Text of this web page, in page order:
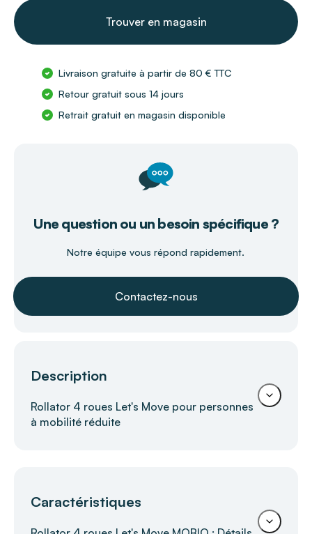
Trouver en magasin
Livraison gratuite à partir de 80 € TTC
Retour gratuit sous 14 jours
Retrait gratuit en magasin disponible
Une question ou un besoin spécifique ?
Notre équipe vous répond rapidement.
Contactez-nous
Description
Rollator 4 roues Let's Move pour personnes
à mobilité réduite
Déambulateur léger et maniable pour
Caractéristiques